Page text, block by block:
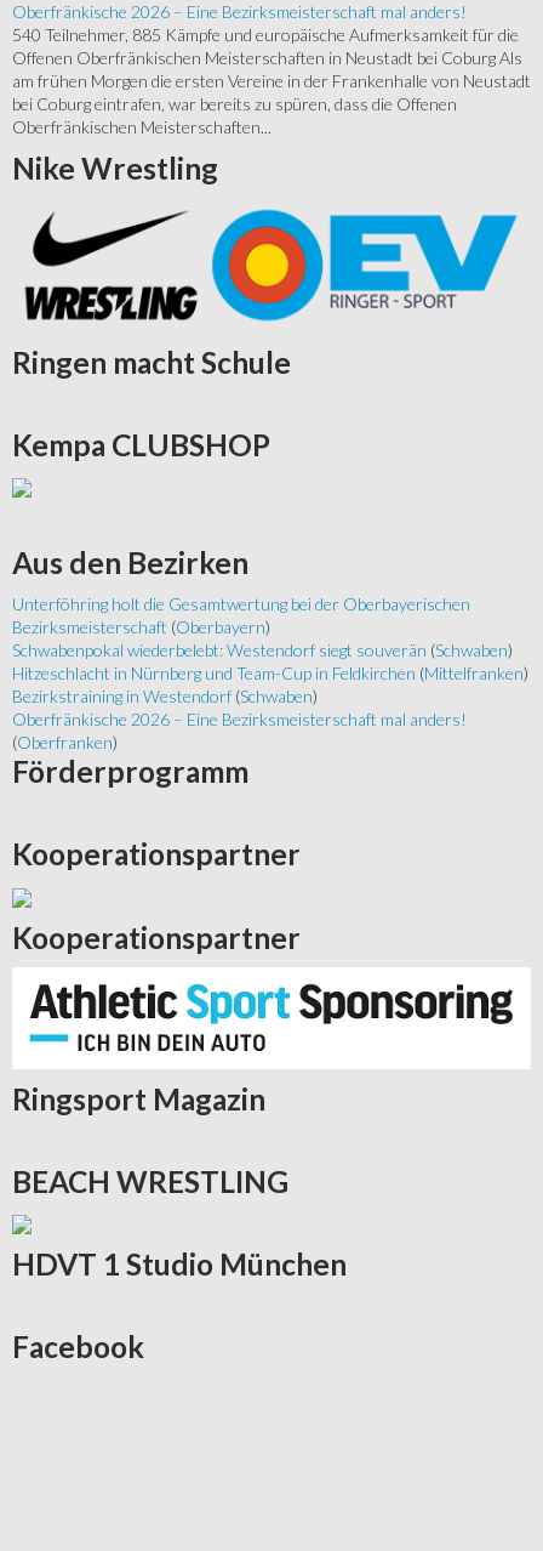
Oberfränkische 2026 – Eine Bezirksmeisterschaft mal anders!
540 Teilnehmer, 885 Kämpfe und europäische Aufmerksamkeit für die
Offenen Oberfränkischen Meisterschaften in Neustadt bei Coburg Als
am frühen Morgen die ersten Vereine in der Frankenhalle von Neustadt
bei Coburg eintrafen, war bereits zu spüren, dass die Offenen
Oberfränkischen Meisterschaften...
Nike Wrestling
Ringen macht Schule
Kempa CLUBSHOP
Aus den Bezirken
Unterföhring holt die Gesamtwertung bei der Oberbayerischen
Bezirksmeisterschaft (Oberbayern)
Schwabenpokal wiederbelebt: Westendorf siegt souverän (Schwaben)
Hitzeschlacht in Nürnberg und Team-Cup in Feldkirchen (Mittelfranken)
Bezirkstraining in Westendorf (Schwaben)
Oberfränkische 2026 – Eine Bezirksmeisterschaft mal anders!
(Oberfranken)
Förderprogramm
Kooperationspartner
Kooperationspartner
Ringsport Magazin
BEACH WRESTLING
HDVT 1 Studio München
Facebook